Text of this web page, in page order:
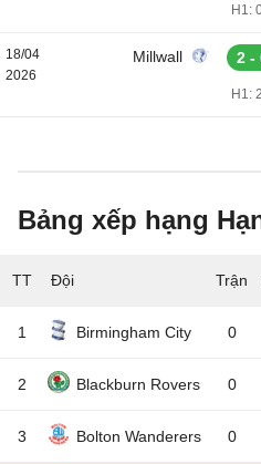
H1:
18/04
2026
Millwall 2 -
H1:
Bảng xếp hạng
TT Đội
1 Birmingham City 0
2 Blackburn Rovers 0
3 Bolton Wanderers 0